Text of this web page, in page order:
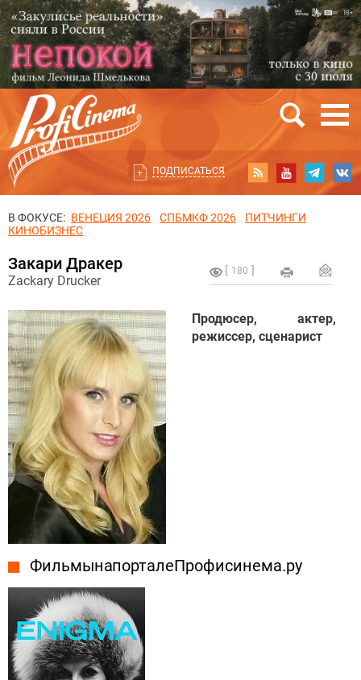
ПОДПИСАТЬСЯ
В ФОКУСЕ: ВЕНЕЦИЯ 2026 СПБМКФ 2026
ПИТЧИНГИ
КИНОБИЗНЕС
180
Закари Дракер
Zackary Drucker
Продюсер, актер,
режиссер, сценарист
Фильмы на портале Профисинема.ру